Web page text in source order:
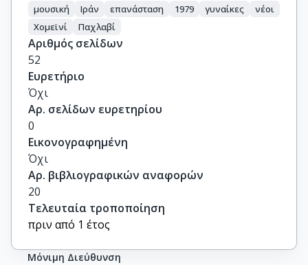
μουσική Ιράν επανάσταση 1979 γυναίκες
νέοι
Χομεϊνί
Παχλαβί
Αριθμός σελίδων
52
Ευρετήριο
Όχι
Αρ. σελίδων ευρετηρίου
0
Εικονογραφημένη
Όχι
Αρ. βιβλιογραφικών αναφορών
20
Τελευταία τροποποίηση
πριν από 1 έτος
Μόνιμη Διεύθυνση